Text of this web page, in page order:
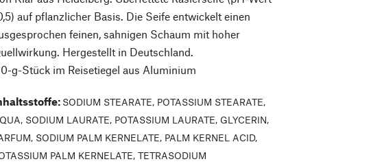
auf pflanzlicher Basis. Die Seife entwickelt einen
feinen, sahnigen Schaum mit hoher
Hergestellt in Deutschland.
g-Stück im Reisetiegel aus Aluminium
: SODIUM STEARATE, POTASSIUM STEARATE,
SODIUM LAURATE, POTASSIUM LAURATE, GLYCERIN,
SODIUM PALM KERNELATE, PALM KERNEL ACID,
PALM KERNELATE, TETRASODIUM